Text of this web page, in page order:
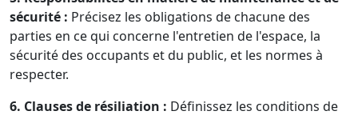
sécurité : Précisez les obligations de chacune des
parties en ce qui concerne l'entretien de l'espace, la
sécurité des occupants et du public, et les normes à
respecter.
6. Clauses de résiliation : Définissez les conditions de